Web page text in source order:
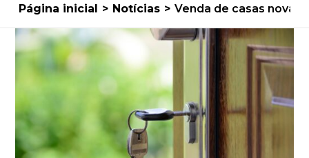
Página inicial > Notícias > Venda de casas novas